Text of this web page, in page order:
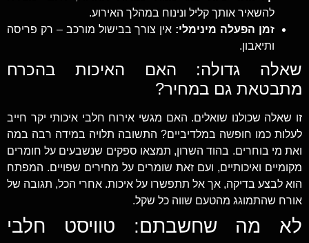
להשאיר אותך קליל ונינוח במהלך האירוע.
זמן הפעלה מינימלי: אין צורך בבישול מורכב – רק פריסה
ותיאבון.
שאלה גדולה: האם האיכות בהכרח
מתבטאת גם במחיר?
זו שאלה שכולנו שואלים. האם מגשי אירוח חלבי איכותי יקר חייב
לעלות כמו חופשה במלדיביים? התשובה תלויה במידה רבה במה
ואת מי בוחרים. בהוד השרון, תמצאו ספקים שנשבעים על חומרים
מקומיים ואיכותיים, ועם זאת שומרים על מחירים שפויים. המפתח
הוא לבצע בדיקה, אך אל תתפשרו על איכות. אחרי הכל, תגובה של
אורח שהתמוגג מהטעם שווה כל שקל.
לא מה שחשבתם: טוויסט חלבי